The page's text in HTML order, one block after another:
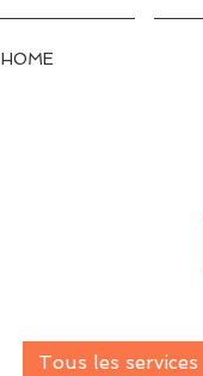
HOME
Tous les services